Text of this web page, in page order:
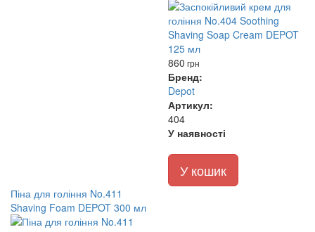
860 грн
Бренд:
Depot
Артикул:
404
У наявності
У кошик
Піна для гоління No.411
Shaving Foam DEPOT 300 мл